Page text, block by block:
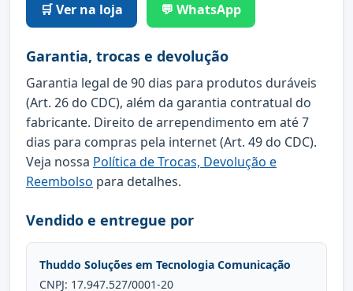
🛒 Ver na loja 💬 WhatsApp
Garantia, trocas e devolução
Garantia legal de 90 dias para produtos duráveis
(Art. 26 do CDC), além da garantia contratual do
fabricante. Direito de arrependimento em até 7
dias para compras pela internet (Art. 49 do CDC).
Veja nossa Política de Trocas, Devolução e
Reembolso para detalhes.
Vendido e entregue por
Thuddo Soluções em Tecnologia Comunicação
CNPJ: 17.947.527/0001-20